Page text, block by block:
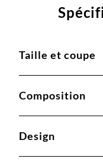
Taille et coupe
Composition
Design